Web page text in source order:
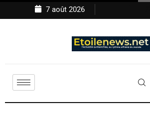
7 août 2026